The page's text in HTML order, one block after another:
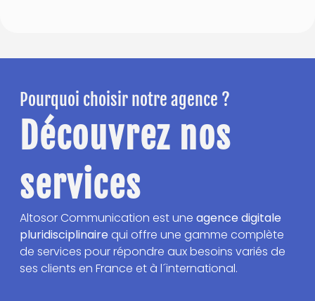
Pourquoi choisir notre agence ?
Découvrez nos
services
Altosor Communication est une agence digitale
pluridisciplinaire qui offre une gamme complète
de services pour répondre aux besoins variés de
ses clients en France et à l´international.